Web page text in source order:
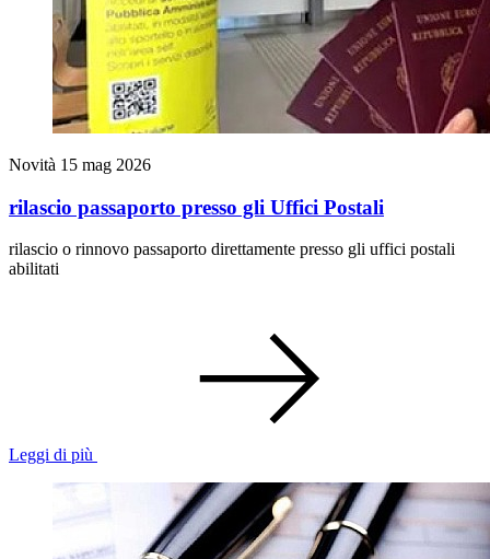
Novità 15 mag 2026
rilascio passaporto presso gli Uffici Postali
rilascio o rinnovo passaporto direttamente presso gli uffici postali
abilitati
Leggi di più